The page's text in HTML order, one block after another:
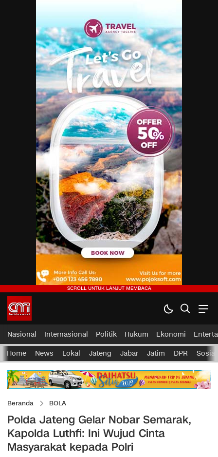
Nasional Internasional Politik Hukum Ekonomi
Home News Lokal Jateng Jabar Jatim DPR Sosial
Beranda BOLA
Polda Jateng Gelar Nobar Semarak,
Kapolda Luthfi: Ini Wujud Cinta
Masyarakat kepada Polri